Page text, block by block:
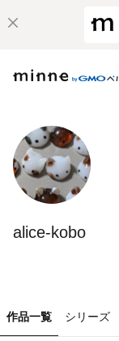
alice-kobo
作品一覧 シリーズ